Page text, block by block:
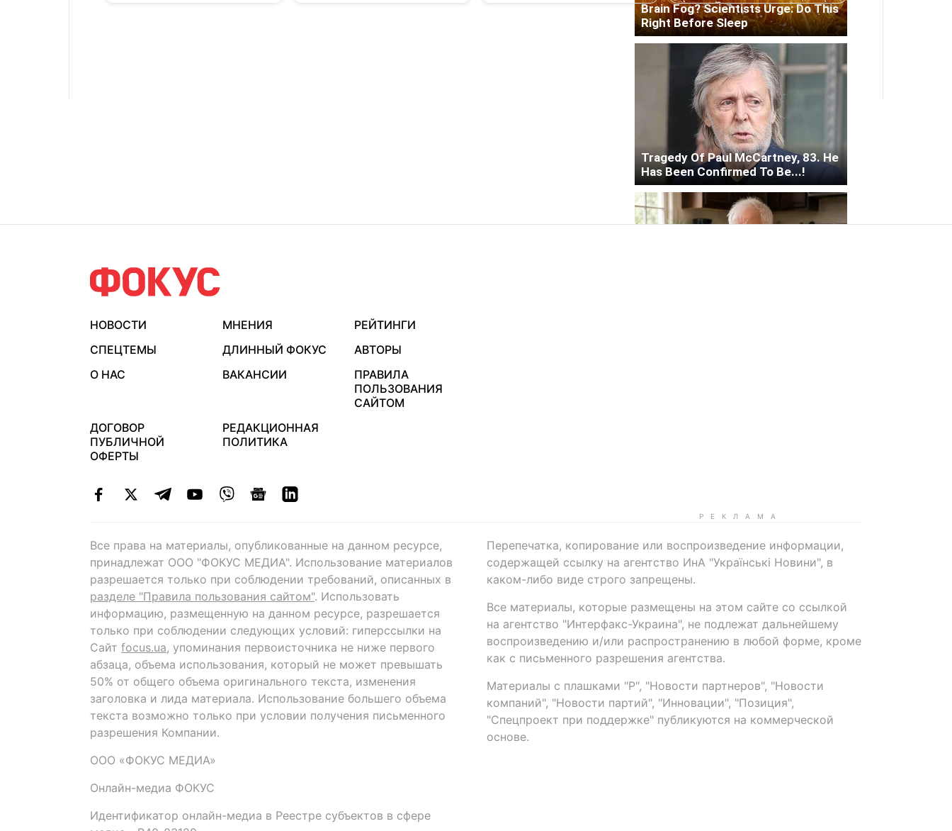
НОВОСТИ МНЕНИЯ
РЕЙТИНГИ
СПЕЦТЕМЫ
ДЛИННЫЙ ФОКУС
АВТОРЫ
О НАС
ВАКАНСИИ
ПРАВИЛА
ПОЛЬЗОВАНИЯ
САЙТОМ
ДОГОВОР
ПУБЛИЧНОЙ
ОФЕРТЫ
РЕДАКЦИОННАЯ
ПОЛИТИКА
Все права на материалы, опубликованные на данном ресурсе,
принадлежат ООО "ФОКУС МЕДИА". Использование материалов
разрешается только при соблюдении требований, описанных в
разделе "Правила пользования сайтом". Использовать
информацию, размещенную на данном ресурсе, разрешается
только при соблюдении следующих условий: гиперссылки на
Сайт focus.ua, упоминания первоисточника не ниже первого
абзаца, объема использования, который не может превышать
50% от общего объема оригинального текста, изменения
заголовка и лида материала. Использование большего объема
текста возможно только при условии получения письменного
разрешения Компании.
ООО «ФОКУС МЕДИА»
Онлайн-медиа ФОКУС
Идентификатор онлайн-медиа в Реестре субъектов в сфере
Перепечатка, копирование или воспроизведение информации,
содержащей ссылку на агентство ИнА "Українські Новини", в
каком-либо виде строго запрещены.
Все материалы, которые размещены на этом сайте со ссылкой
на агентство "Интерфакс-Украина", не подлежат дальнейшему
воспроизведению и/или распространению в любой форме, кроме
как с письменного разрешения агентства.
Материалы с плашками "Р", "Новости партнеров", "Новости
компаний", "Новости партий", "Инновации", "Позиция",
"Спецпроект при поддержке" публикуются на коммерческой
основе.